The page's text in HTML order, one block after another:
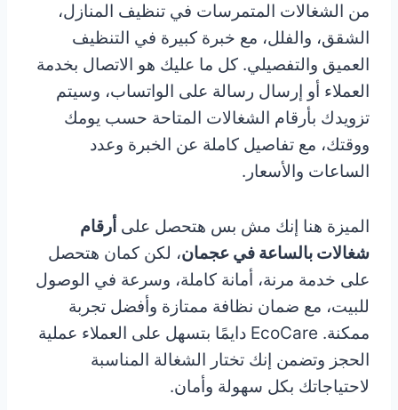
من الشغالات المتمرسات في تنظيف المنازل،
الشقق، والفلل، مع خبرة كبيرة في التنظيف
العميق والتفصيلي. كل ما عليك هو الاتصال بخدمة
العملاء أو إرسال رسالة على الواتساب، وسيتم
تزويدك بأرقام الشغالات المتاحة حسب يومك
ووقتك، مع تفاصيل كاملة عن الخبرة وعدد
الساعات والأسعار.
الميزة هنا إنك مش بس هتحصل على أرقام
شغالات بالساعة في عجمان، لكن كمان هتحصل
على خدمة مرنة، أمانة كاملة، وسرعة في الوصول
للبيت، مع ضمان نظافة ممتازة وأفضل تجربة
ممكنة. EcoCare دايمًا بتسهل على العملاء عملية
الحجز وتضمن إنك تختار الشغالة المناسبة
لاحتياجاتك بكل سهولة وأمان.